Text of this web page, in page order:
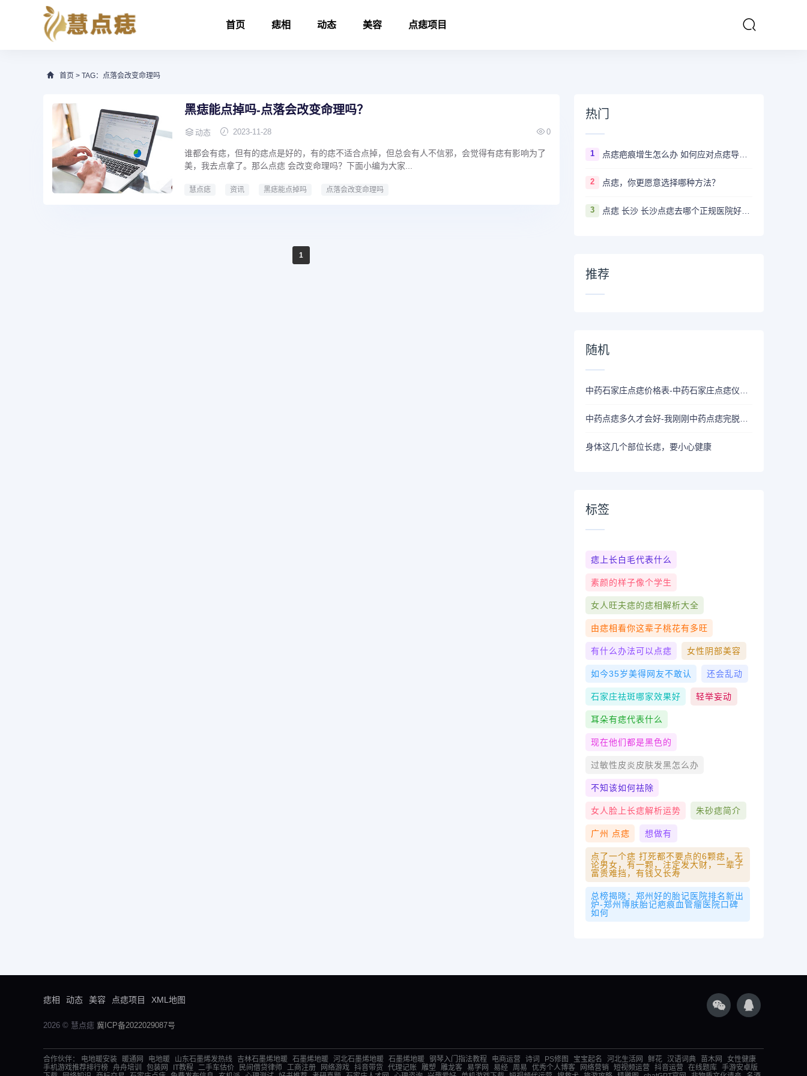
首页 痣相 动态 美容 点痣项目
首页 > TAG：点落会改变命理吗
黑痣能点掉吗-点落会改变命理吗？
动态 2023-11-28 0
谁都会有痣，但有的痣点是好的，有的痣不适合点掉，但总会有人不信邪，会觉得有痣有影响为了
美，我去点拿了。那么点痣 会改变命理吗？下面小编为大家...
慧点痣 资讯 黑痣能点掉吗 点落会改变命理吗
1
热门
1 点痣疤痕增生怎么办 如何应对点痣导致的疤痕增生
2 点痣，你更愿意选择哪种方法？
3 点痣 长沙 长沙点痣去哪个正规医院好？推荐5家口碑超棒且价格实惠的好医院
推荐
随机
身体这几个部位长痣，要小心健康
标签
痣上长白毛代表什么
素颜的样子像个学生
女人旺夫痣的痣相解析大全
由痣相看你这辈子桃花有多旺
有什么办法可以点痣 女性阴部美容
如今35岁美得网友不敢认 还会乱动
石家庄祛斑哪家效果好 轻举妄动
耳朵有痣代表什么
现在他们都是黑色的
过敏性皮炎皮肤发黑怎么办
不知该如何祛除
女人脸上长痣解析运势 朱砂痣简介
广州 点痣 想做有
点了一个痣 ​打死都不要点的6颗痣，无
论男女，有一颗，注定发大财，一辈子
富贵难挡，有钱又长寿
总榜揭晓：郑州好的胎记医院排名新出
炉-郑州博肤胎记疤痕血管瘤医院口碑
如何
痣相 动态 美容 点痣项目 XML地图
2026 © 慧点痣 冀ICP备2022029087号
合作伙伴： 电地暖安装 暖通网 电地暖 山东石墨烯发热线 吉林石墨烯地暖 石墨烯地暖 河北石墨烯地暖 石墨烯地暖 钢琴入门指法教程 电商运营 诗词 PS修图 宝宝起名 河北生活网 鲜花 汉语词典 苗木网
女性健康
手机游戏推荐排行榜 舟舟培训 包装网 IT教程 二手车估价 民间借贷律师 工商注册 网络游戏 抖音带货 代理记账 雕塑 雕龙客 易学网 易经 周易 优秀个人博客 网络营销 短视频运营 抖音运营 在线题库 手游安卓版